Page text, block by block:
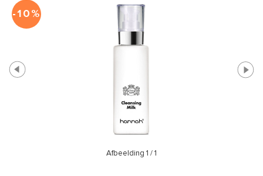
-10%
Afbeelding 1 / 1